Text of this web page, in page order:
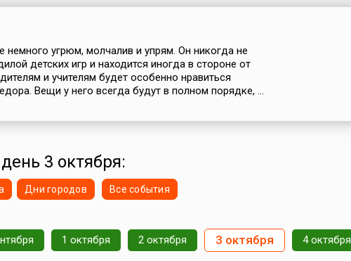
немного угрюм, молчалив и упрям. Он никогда не
детских игр и находится иногда в стороне от
и учителям будет особенно нравиться
Вещи у него всегда будут в полном порядке, ...
3 октября:
Дни городов Все события
1 октября 2 октября 3 октября 4 октября